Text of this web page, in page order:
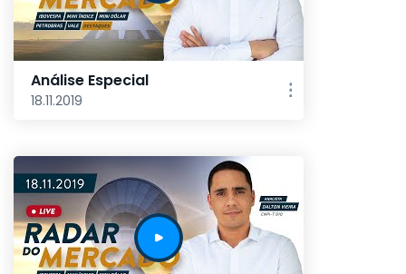
Análise Especial
18.11.2019